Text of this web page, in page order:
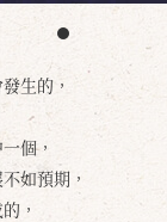
生的，
個，
如預期，
，